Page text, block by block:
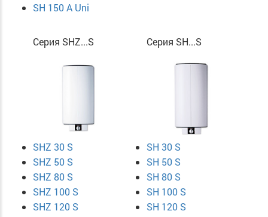
SH 150 A Uni
Серия SHZ...S
SHZ 30 S
SHZ 50 S
SHZ 80 S
SHZ 100 S
SHZ 120 S
Серия SH...S
SH 30 S
SH 50 S
SH 80 S
SH 100 S
SH 120 S